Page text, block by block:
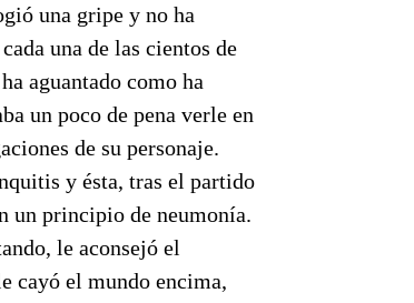
una gripe y no ha
una de las cientos de
aguantado como ha
un poco de pena verle en
de su personaje.
y ésta, tras el partido
un principio de neumonía.
le aconsejó el
cayó el mundo encima,